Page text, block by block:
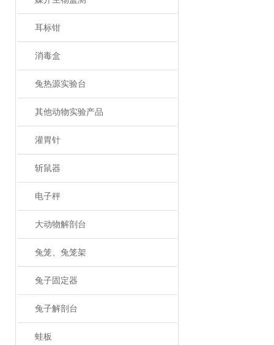
耳标钳
消毒盒
兔热源实验台
其他动物实验产品
灌胃针
斩鼠器
电子秤
大动物解剖台
兔笼、兔笼架
兔子固定器
兔子解剖台
蛙板